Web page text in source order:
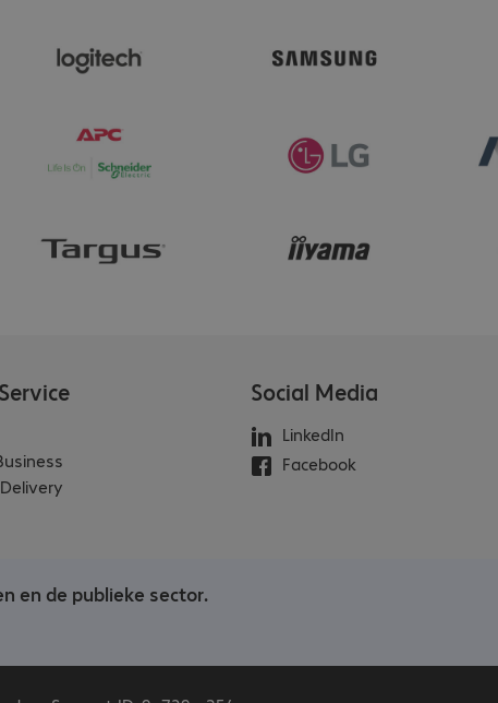
Social Media
LinkedIn
Facebook
en de publieke sector.